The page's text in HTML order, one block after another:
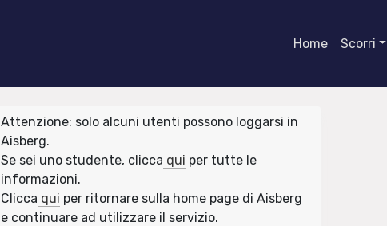
Home Scorri
Attenzione: solo alcuni utenti possono loggarsi in
Aisberg.
Se sei uno studente, clicca qui per tutte le
informazioni.
Clicca qui per ritornare sulla home page di Aisberg
e continuare ad utilizzare il servizio.